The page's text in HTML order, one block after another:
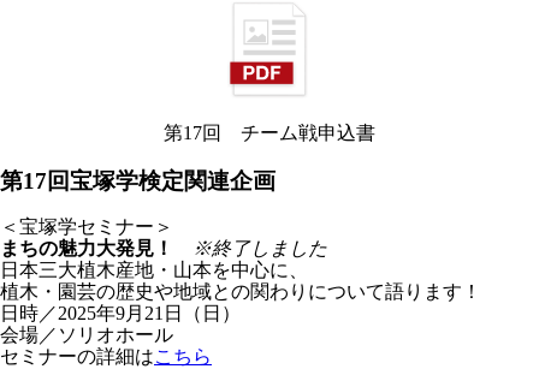
第17回 チーム戦申込書
第17回宝塚学検定関連企画
＜宝塚学セミナー＞
まちの魅力大発見！
※終了しました
日本三大植木産地・山本を中心に、
植木・園芸の歴史や地域との関わりについて語ります！
日時／2025年9月21日（日）
会場／ソリオホール
セミナーの詳細はこちら